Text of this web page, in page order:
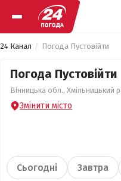
24 Канал Погода Пустовійти
Погода Пустовійти
Вінницька обл., Хмільницький
Змінити місто
Сьогодні Завтра